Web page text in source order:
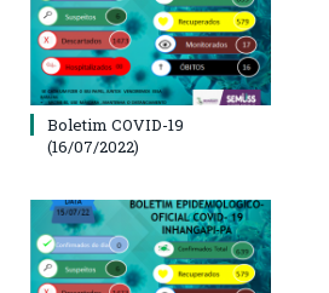
Boletim COVID-19
(16/07/2022)